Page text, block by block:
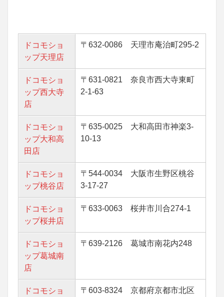
ドコモショ
ップ天理店
〒632-0086 天理市庵治町295-2
ドコモショ
ップ西大寺
店
〒631-0821 奈良市西大寺東町
2-1-63
ドコモショ
ップ大和高
田店
〒635-0025 大和高田市神楽3-
10-13
ドコモショ
ップ桃谷店
〒544-0034 大阪市生野区桃谷
3-17-27
ドコモショ
ップ桜井店
〒633-0063 桜井市川合274-1
ドコモショ
ップ葛城南
店
〒639-2126 葛城市南花内248
ドコモショ
〒603-8324 京都府京都市北区